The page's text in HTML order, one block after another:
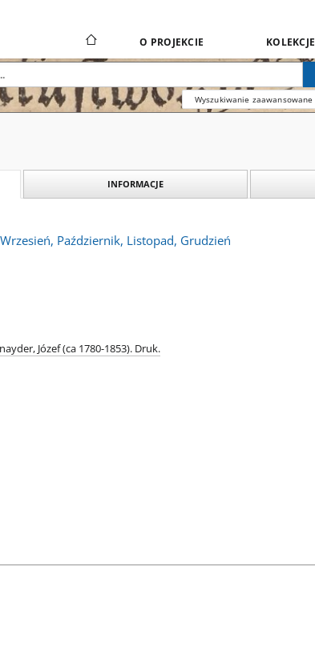
O PROJEKCIE KOLEKCJE
Wyszukiwanie zaawansowane
INFORMACJE
Październik, Listopad, Grudzień
Józef (ca 1780-1853). Druk.